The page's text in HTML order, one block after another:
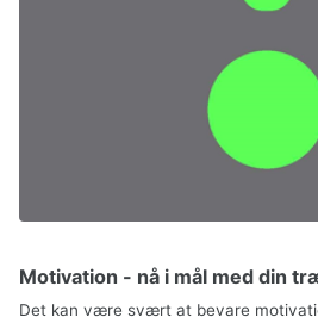
Motivation - nå i mål med din
Det kan være svært at bevare